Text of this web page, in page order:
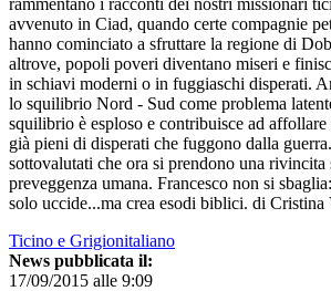
avvenuto in Ciad, quando certe compagnie
hanno cominciato a sfruttare la regione di
altrove, popoli poveri diventano miseri e
in schiavi moderni o in fuggiaschi disperati.
lo squilibrio Nord - Sud come problema
squilibrio è esploso e contribuisce ad
già pieni di disperati che fuggono dalla
sottovalutati che ora si prendono una rivincita
preveggenza umana. Francesco non si
solo uccide...ma crea esodi biblici. di Cristina
Ticino e Grigionitaliano
News pubblicata il:
17/09/2015 alle 9:09